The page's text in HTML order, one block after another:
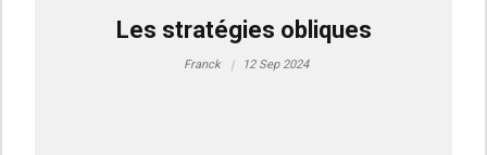
Les stratégies obliques
Franck 12 Sep 2024